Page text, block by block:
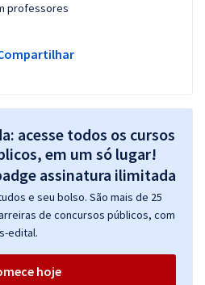
professores
acesse todos os cursos
em um só lugar!
e seu bolso. São mais de 25
de concursos públicos, com
edital.
hoje